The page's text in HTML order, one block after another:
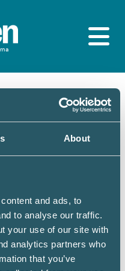
About
and ads, to
to analyse our traffic.
your use of our site with
analytics partners who
that you’ve
som är
Du loggar in
som du har på